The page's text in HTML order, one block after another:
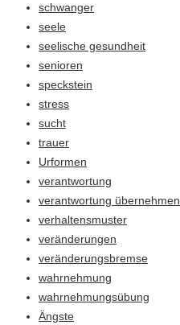
schwanger
seele
seelische gesundheit
senioren
speckstein
stress
sucht
trauer
Urformen
verantwortung
verantwortung übernehmen
verhaltensmuster
veränderungen
veränderungsbremse
wahrnehmung
wahrnehmungsübung
Ängste